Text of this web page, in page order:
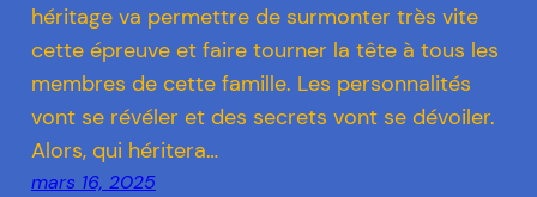
héritage va permettre de surmonter très vite
cette épreuve et faire tourner la tête à tous les
membres de cette famille. Les personnalités
vont se révéler et des secrets vont se dévoiler.
Alors, qui héritera…
mars 16, 2025